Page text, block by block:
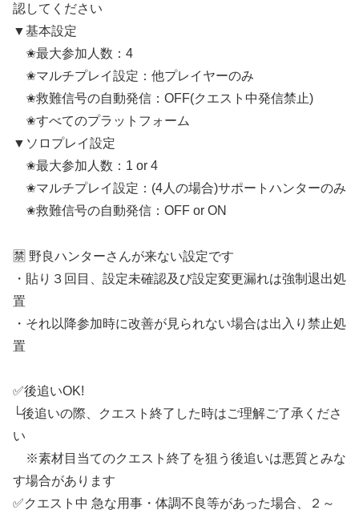
認してください
▼基本設定
✬最大参加人数：4
✬マルチプレイ設定：他プレイヤーのみ
✬救難信号の自動発信：OFF(クエスト中発信禁止)
✬すべてのプラットフォーム
▼ソロプレイ設定
✬最大参加人数：1 or 4
✬マルチプレイ設定：(4人の場合)サポートハンターのみ
✬救難信号の自動発信：OFF or ON
🈲 野良ハンターさんが来ない設定です
・貼り３回目、設定未確認及び設定変更漏れは強制退出処
置
・それ以降参加時に改善が見られない場合は出入り禁止処
置
✅後追いOK!
└後追いの際、クエスト終了した時はご理解ご了承くださ
い
※素材目当てのクエスト終了を狙う後追いは悪質とみな
す場合があります
✅クエスト中 急な用事・体調不良等があった場合、２～